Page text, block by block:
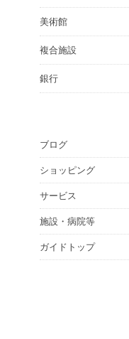
美術館
複合施設
銀行
ブログ
ショッピング
サービス
施設・病院等
ガイドトップ